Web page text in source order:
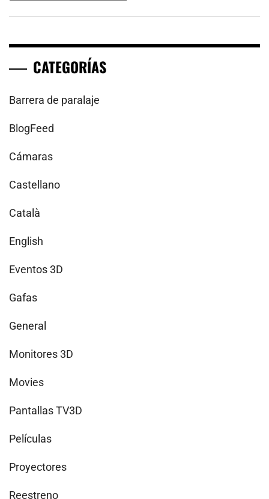
CATEGORÍAS
Barrera de paralaje
BlogFeed
Cámaras
Castellano
Català
English
Eventos 3D
Gafas
General
Monitores 3D
Movies
Pantallas TV3D
Películas
Proyectores
Reestreno